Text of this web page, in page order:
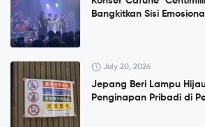
Bangkitkan Sisi
July 20, 2026
Jepang Beri Lampu
Penginapan Pribadi di